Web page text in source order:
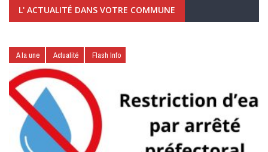
L' ACTUALITÉ DANS VOTRE COMMUNE
A la une Actualité Flash Info